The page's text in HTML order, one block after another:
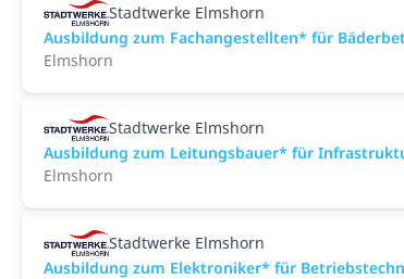
Stadtwerke Elmshorn
Ausbildung zum Fachangestellten* für
Elmshorn
Stadtwerke Elmshorn
Ausbildung zum Leitungsbauer* für
Elmshorn
Stadtwerke Elmshorn
Ausbildung zum Elektroniker* für